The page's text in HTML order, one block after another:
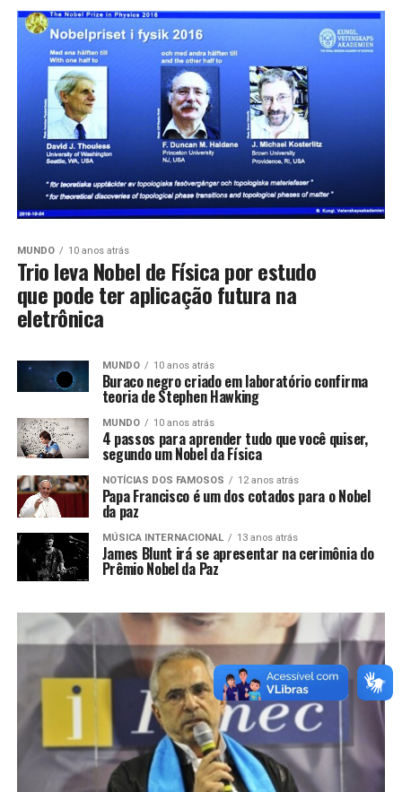
MUNDO 10 anos atrás
Trio leva Nobel de Física por estudo
que pode ter aplicação futura na
eletrônica
MUNDO 10 anos atrás
Buraco negro criado em laboratório confirma
teoria de Stephen Hawking
MUNDO 10 anos atrás
4 passos para aprender tudo que você quiser,
segundo um Nobel da Física
NOTÍCIAS DOS FAMOSOS 12 anos atrás
Papa Francisco é um dos cotados para o Nobel
da paz
MÚSICA INTERNACIONAL 13 anos atrás
James Blunt irá se apresentar na cerimônia do
Prêmio Nobel da Paz